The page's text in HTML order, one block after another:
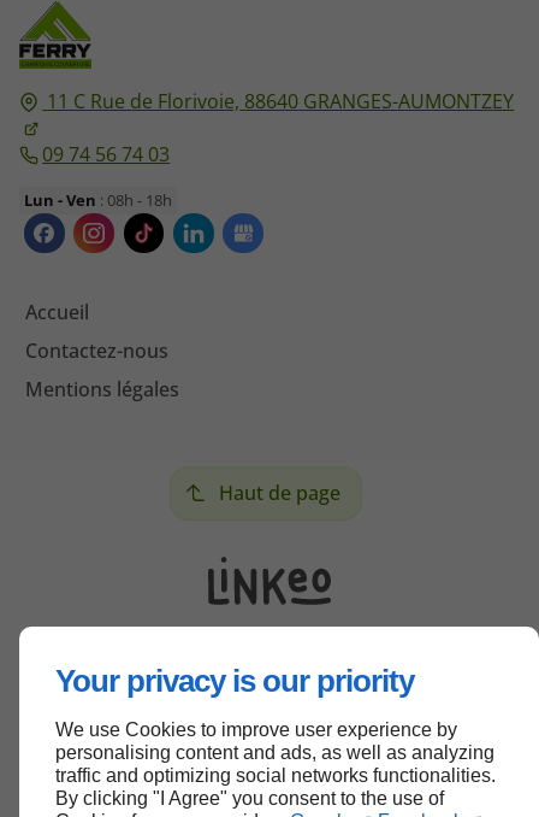
Your privacy is our priority
We use Cookies to improve user experience by
personalising content and ads, as well as analyzing
traffic and optimizing social networks functionalities.
By clicking "I Agree" you consent to the use of
11 C Rue de Florivoie, 88640 GRANGES-AUMONTZEY
09 74 56 74 03
Lun - Ven : 08h - 18h
Accueil
Contactez-nous
Mentions légales
Haut de page